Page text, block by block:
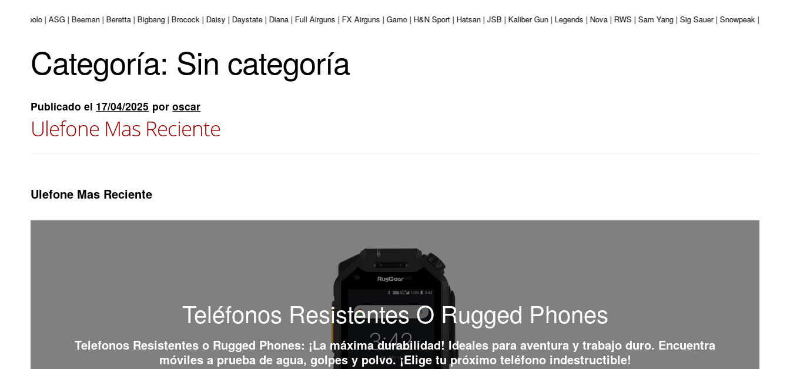
Apolo | ASG | Beeman | Beretta | Bigbang | Brocock | Daisy | Daystate | Diana | Full Airguns | FX Airguns | Gamo | H&N Sport | Hatsan | JSB | Kaliber Gun | Legends | Nova | RWS | Sam Yang | Sig Sauer | Snowpeak | Umarex |
Categoría: Sin categoría
Publicado el 17/04/2025 poroscar
Ulefone Mas Reciente
Ulefone Mas Reciente
Teléfonos Resistentes O Rugged Phones
Telefonos Resistentes o Rugged Phones: ¡La máxima durabilidad! Ideales para aventura y trabajo duro. Encuentra
móviles a prueba de agua, golpes y polvo. ¡Elige tu próximo teléfono indestructible!